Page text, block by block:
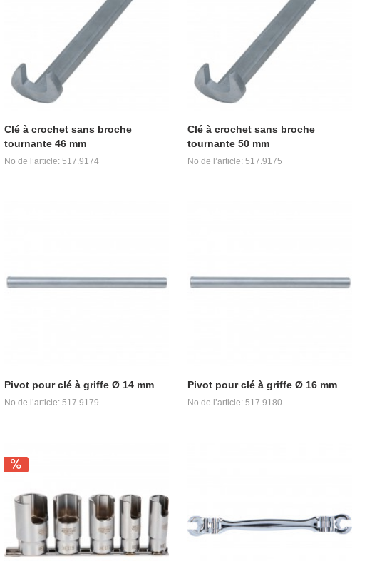
Clé à crochet sans broche
tournante 46 mm
No de l’article: 517.9174
Clé à crochet sans broche
tournante 50 mm
No de l’article: 517.9175
Pivot pour clé à griffe Ø 14 mm
No de l’article: 517.9179
Pivot pour clé à griffe Ø 16 mm
No de l’article: 517.9180